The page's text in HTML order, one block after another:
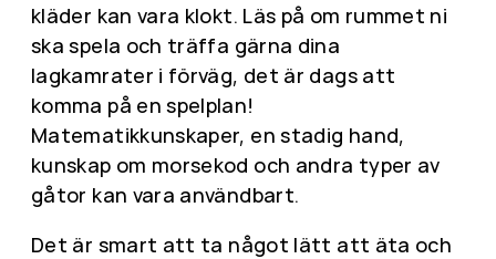
kläder kan vara klokt. Läs på om rummet ni
ska spela och träffa gärna dina
lagkamrater i förväg, det är dags att
komma på en spelplan!
Matematikkunskaper, en stadig hand,
kunskap om morsekod och andra typer av
gåtor kan vara användbart.
Det är smart att ta något lätt att äta och